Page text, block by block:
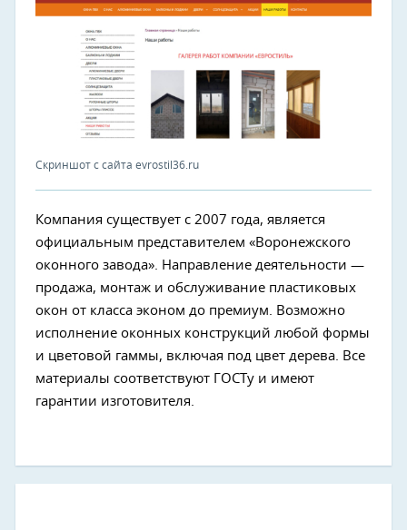
Скриншот с сайта evrostil36.ru
Компания существует с 2007 года, является
официальным представителем «Воронежского
оконного завода». Направление деятельности —
продажа, монтаж и обслуживание пластиковых
окон от класса эконом до премиум. Возможно
исполнение оконных конструкций любой формы
и цветовой гаммы, включая под цвет дерева. Все
материалы соответствуют ГОСТу и имеют
гарантии изготовителя.